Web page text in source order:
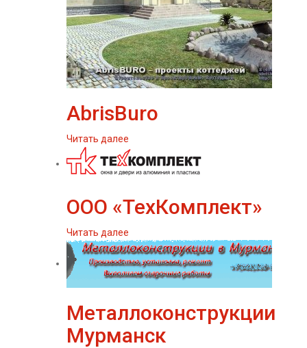
AbrisBuro
Читать далее
ООО «ТехКомплект»
Читать далее
Металлоконструкции
Мурманск